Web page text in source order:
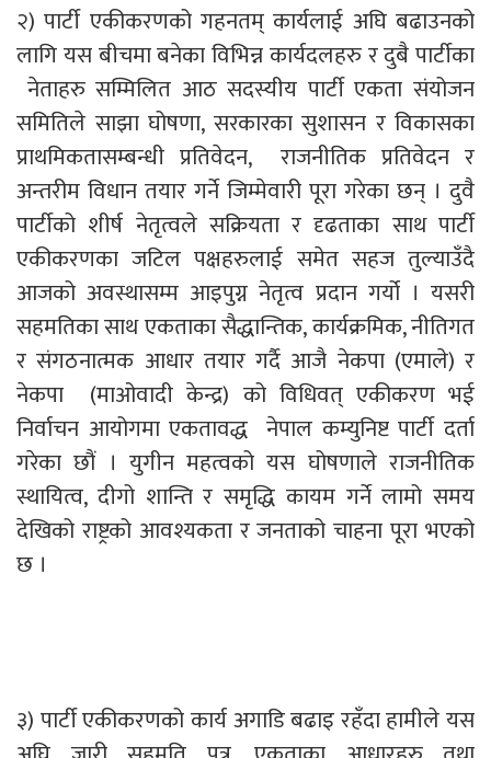
२) पार्टी एकीकरणको गहनतम् कार्यलाई अघि बढाउनको
लागि यस बीचमा बनेका विभिन्न कार्यदलहरु र दुबै पार्टीका
नेताहरु सम्मिलित आठ सदस्यीय पार्टी एकता संयोजन
समितिले साझा घोषणा, सरकारका सुशासन र विकासका
प्राथमिकतासम्बन्धी प्रतिवेदन, राजनीतिक प्रतिवेदन र
अन्तरीम विधान तयार गर्ने जिम्मेवारी पूरा गरेका छन् । दुवै
पार्टीको शीर्ष नेतृत्वले सक्रियता र दृढताका साथ पार्टी
एकीकरणका जटिल पक्षहरुलाई समेत सहज तुल्याउँदै
आजको अवस्थासम्म आइपुग्न नेतृत्व प्रदान गर्यो । यसरी
सहमतिका साथ एकताका सैद्धान्तिक, कार्यक्रमिक, नीतिगत
र संगठनात्मक आधार तयार गर्दै आजै नेकपा (एमाले) र
नेकपा (माओवादी केन्द्र) को विधिवत् एकीकरण भई
निर्वाचन आयोगमा एकतावद्ध नेपाल कम्युनिष्ट पार्टी दर्ता
गरेका छौं । युगीन महत्वको यस घोषणाले राजनीतिक
स्थायित्व, दीगो शान्ति र समृद्धि कायम गर्ने लामो समय
देखिको राष्ट्रको आवश्यकता र जनताको चाहना पूरा भएको
छ ।
३) पार्टी एकीकरणको कार्य अगाडि बढाइ रहँदा हामीले यस